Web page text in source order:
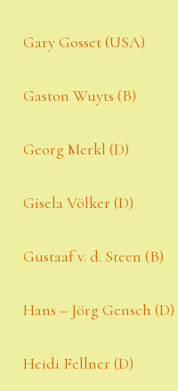
Gary Gosset (USA)
Gaston Wuyts (B)
Georg Merkl (D)
Gisela Völker (D)
Gustaaf v. d. Steen (B)
Hans – Jörg Gensch (D)
Heidi Fellner (D)